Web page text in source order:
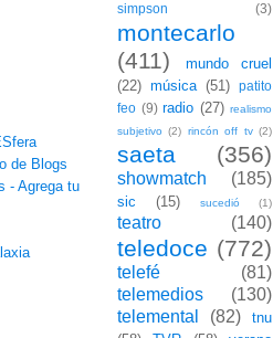
simpson
(3)
montecarlo
(411)
mundo cruel
(22) música (51)
patito
feo (9) radio (27) realismo
subjetivo (2) rincón off tv (2)
saeta (356)
showmatch (185)
sic (15) sucedió (1)
teatro (140)
teledoce (772)
telefé
(81)
telemedios
(130)
telemental
(82)
tnu